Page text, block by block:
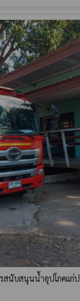
สนับสนุนน้ำอุปโภคแก่